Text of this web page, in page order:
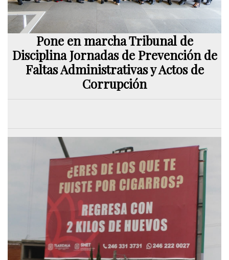
Pone en marcha Tribunal de
Disciplina Jornadas de Prevención de
Faltas Administrativas y Actos de
Corrupción